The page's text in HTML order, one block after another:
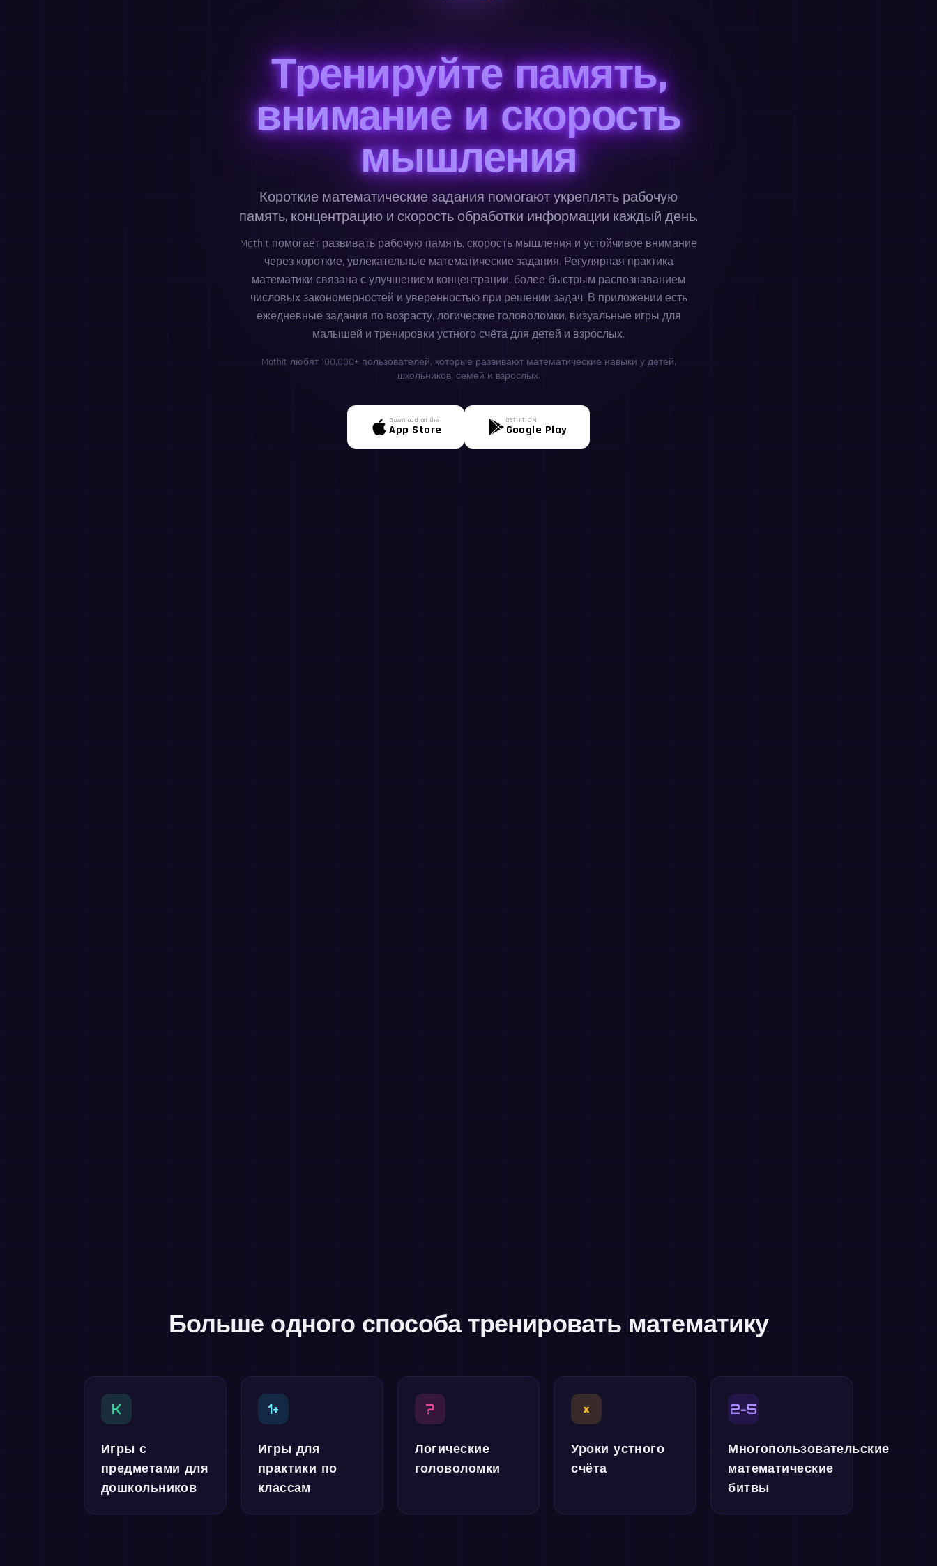
Тренируйте память,
внимание и скорость
мышления
Короткие математические задания помогают укреплять рабочую
память, концентрацию и скорость обработки информации каждый день.
MathIt помогает развивать рабочую память, скорость мышления и устойчивое внимание
через короткие, увлекательные математические задания. Регулярная практика
математики связана с улучшением концентрации, более быстрым распознаванием
числовых закономерностей и уверенностью при решении задач. В приложении есть
ежедневные задания по возрасту, логические головоломки, визуальные игры для
малышей и тренировки устного счёта для детей и взрослых.
MathIt любят 100,000+ пользователей, которые развивают математические навыки у детей,
школьников, семей и взрослых.
Download on the
App Store
GET IT ON
Google Play
Больше одного способа тренировать математику
K
Игры с
предметами для
дошкольников
1+
Игры для
практики по
классам
?
Логические
головоломки
×
Уроки устного
счёта
2-5
Многопользовательские
математические
битвы